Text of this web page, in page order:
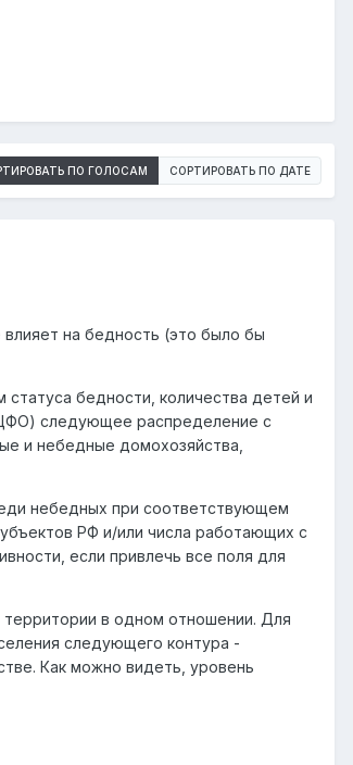
ПО ГОЛОСАМ СОРТИРОВАТЬ ПО ДАТЕ
влияет на бедность (это было бы
бедности, количества детей и
следующее распределение с
и небедные домохозяйства,
небедных при соответствующем
РФ и/или числа работающих с
если привлечь все поля для
в одном отношении. Для
следующего контура -
Как можно видеть, уровень